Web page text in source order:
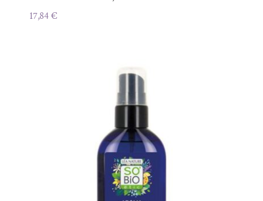
17,84€